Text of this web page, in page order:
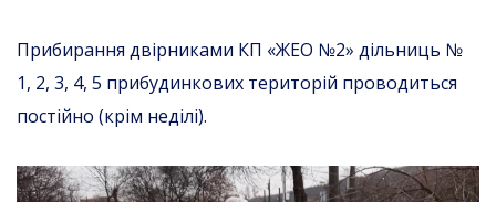
Прибирання двірниками КП «ЖЕО №2» дільниць №
1, 2, 3, 4, 5 прибудинкових територій проводиться
постійно (крім неділі).